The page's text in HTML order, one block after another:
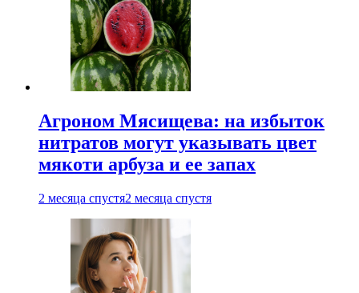
Агроном Мясищева: на избыток
нитратов могут указывать цвет
мякоти арбуза и ее запах
2 месяца спустя2 месяца спустя